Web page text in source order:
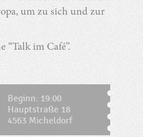
um zu sich und zur
“Talk im Café”.
Beginn: 19:00
Hauptstraße 18
4563 Micheldorf